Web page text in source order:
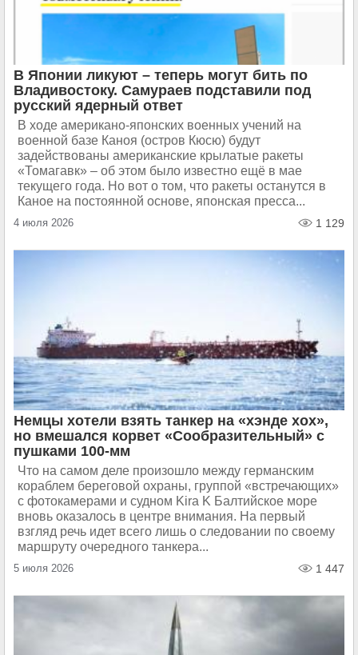
В Японии ликуют – теперь могут бить по
Владивостоку. Самураев подставили под
русский ядерный ответ
В ходе американо-японских военных учений на
военной базе Каноя (остров Кюсю) будут
задействованы американские крылатые ракеты
«Томагавк» – об этом было известно ещё в мае
текущего года. Но вот о том, что ракеты останутся в
Каное на постоянной основе, японская пресса...
4 июля 2026 1 129
Немцы хотели взять танкер на «хэнде хох»,
но вмешался корвет «Сообразительный» с
пушками 100-мм
Что на самом деле произошло между германским
кораблем береговой охраны, группой «встречающих»
с фотокамерами и судном Kira K Балтийское море
вновь оказалось в центре внимания. На первый
взгляд речь идет всего лишь о следовании по своему
маршруту очередного танкера...
5 июля 2026 1 447